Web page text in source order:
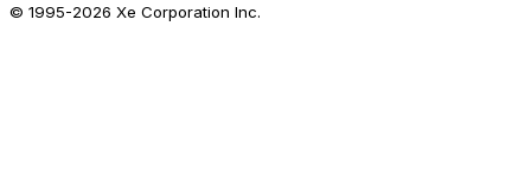
© 1995-2026 Xe Corporation Inc.